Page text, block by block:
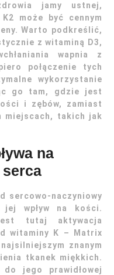
jamy ustnej,
może być cennym
Warto podkreślić,
z witaminą D3,
wapnia z
połączenie tych
wykorzystanie
go tam, gdzie jest
i zębów, zamiast
miejscach, takich jak
na
sercowo-naczyniowy
wpływ na kości.
jest tutaj aktywacja
witaminy K – Matrix
znanym
tkanek miękkich.
jego prawidłowej